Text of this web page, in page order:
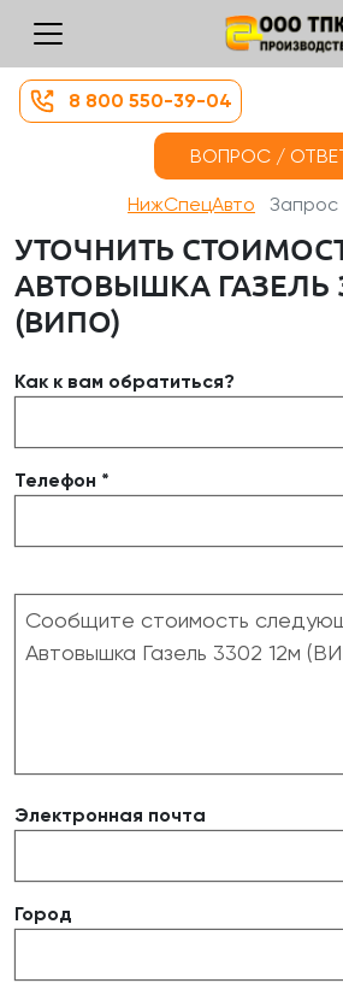
8 800 550-39-04
ВОПРОС /
НижСпецАвто Запрос
УТОЧНИТЬ
АВТОВЫШКА ГАЗЕЛЬ
(ВИПО)
Как к вам обратиться?
Телефон *
Электронная почта
Город